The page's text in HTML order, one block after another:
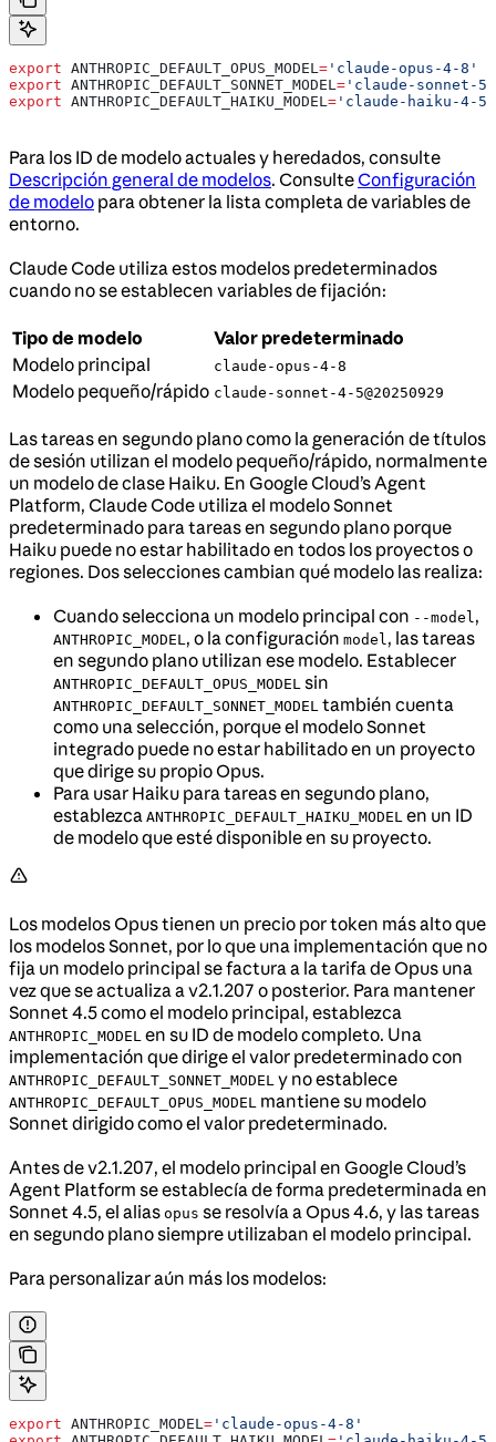
export ANTHROPIC_DEFAULT_OPUS_MODEL = 'claude-opus-4-8'
export ANTHROPIC_DEFAULT_SONNET_MODEL = 'claude-sonnet-5'
export ANTHROPIC_DEFAULT_HAIKU_MODEL = 'claude-haiku-4-
Para los ID de modelo actuales y heredados, consulte
Descripción general de modelos. ConsulteConfiguración
de modelo para obtener la lista completa de variables de
entorno.
Claude Code utiliza estos modelos predeterminados
cuando no se establecen variables de fijación:
Tipo de modelo
Valor predeterminado
Modelo principal
claude-opus-4-8
Modelo pequeño/rápido claude-sonnet-4-5@20250929
Las tareas en segundo plano como la generación de títulos
de sesión utilizan el modelo pequeño/rápido, normalmente
un modelo de clase Haiku. En Google Cloud’s Agent
Platform, Claude Code utiliza el modelo Sonnet
predeterminado para tareas en segundo plano porque
Haiku puede no estar habilitado en todos los proyectos o
regiones. Dos selecciones cambian qué modelo las realiza:
Cuando selecciona un modelo principal con --model ,
ANTHROPIC_MODEL , o la configuración model , las tareas
en segundo plano utilizan ese modelo. Establecer
ANTHROPIC_DEFAULT_OPUS_MODEL sin
ANTHROPIC_DEFAULT_SONNET_MODEL también cuenta
como una selección, porque el modelo Sonnet
integrado puede no estar habilitado en un proyecto
que dirige su propio Opus.
Para usar Haiku para tareas en segundo plano,
establezca ANTHROPIC_DEFAULT_HAIKU_MODEL en un ID
de modelo que esté disponible en su proyecto.
Los modelos Opus tienen un precio por token más alto que
los modelos Sonnet, por lo que una implementación que no
fija un modelo principal se factura a la tarifa de Opus una
vez que se actualiza a v2.1.207 o posterior. Para mantener
Sonnet 4.5 como el modelo principal, establezca
ANTHROPIC_MODEL en su ID de modelo completo. Una
implementación que dirige el valor predeterminado con
ANTHROPIC_DEFAULT_SONNET_MODEL y no establece
ANTHROPIC_DEFAULT_OPUS_MODEL mantiene su modelo
Sonnet dirigido como el valor predeterminado.
Antes de v2.1.207, el modelo principal en Google Cloud’s
Agent Platform se establecía de forma predeterminada en
Sonnet 4.5, el alias opus se resolvía a Opus 4.6, y las tareas
en segundo plano siempre utilizaban el modelo principal.
Para personalizar aún más los modelos:
export ANTHROPIC_MODEL = 'claude-opus-4-8'